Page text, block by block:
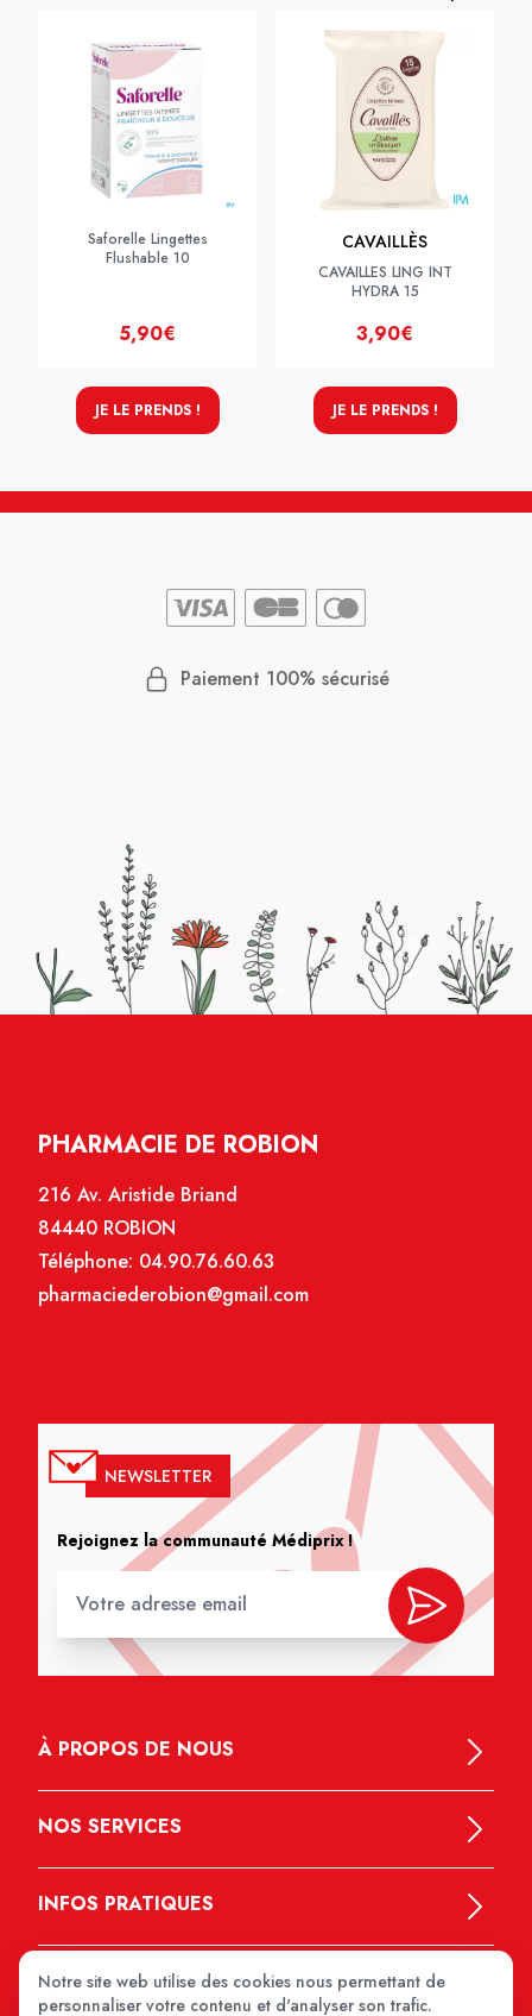
Saforelle Lingettes
Flushable 10
5,90€
JE LE PRENDS !
CAVAILLÈS
CAVAILLES LING INT
HYDRA 15
3,90€
JE LE PRENDS !
Paiement 100% sécurisé
PHARMACIE DE ROBION
216 Av. Aristide Briand
84440 ROBION
Téléphone: 04.90.76.60.63
pharmaciederobion@gmail.com
NEWSLETTER
Rejoignez la communauté Médiprix !
À PROPOS DE NOUS
NOS SERVICES
INFOS PRATIQUES
Notre site web utilise des cookies nous permettant de
personnaliser votre contenu et d'analyser son trafic.